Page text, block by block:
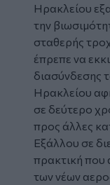
Ηρακλείου
την
σταθερής
έπρεπε να
διασύνδεσης
Ηρακλείου
σε δεύτερο
προς άλλες
Εξάλλου σε
πρακτική που
των νέων